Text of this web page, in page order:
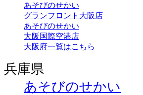
あそびのせかい
グランフロント大阪店
あそびのせかい
大阪国際空港店
大阪府一覧はこちら
兵庫県
あそびのせかい